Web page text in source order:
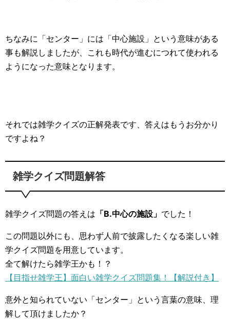
ちなみに「センター」には「中心施設」という意味がある
事も解説しましたが、これも時代が進むにつれて使われる
ようになった意味となります。
それでは雑学クイズの正解発表です、答えはもうお分かり
ですよね？
雑学クイズ問題解答
雑学クイズ問題の答えは 「B.中心の施設」 でした！
この問題以外にも、思わず人前で披露したくなる楽しい雑
学クイズ問題を用意しています。
全て解けたら雑学王かも！？
【目指せ雑学王】面白い雑学クイズ問題集！【解説付き】
意外と知られていない「センター」という言葉の意味、理
解して頂けましたか？